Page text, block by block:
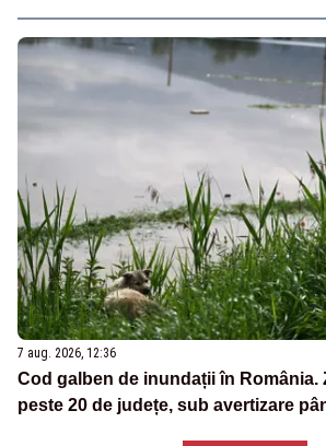
7 aug. 2026, 12:36
Cod galben de inundații în România.
peste 20 de județe, sub avertizare